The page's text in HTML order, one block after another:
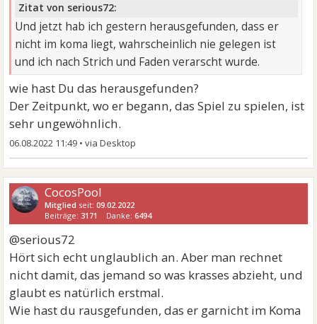
Zitat von serious72:
Und jetzt hab ich gestern herausgefunden, dass er
nicht im koma liegt, wahrscheinlich nie gelegen ist
und ich nach Strich und Faden verarscht wurde.
wie hast Du das herausgefunden?
Der Zeitpunkt, wo er begann, das Spiel zu spielen, ist
sehr ungewöhnlich.
06.08.2022 11:49 •
CocosPool
Mitglied seit:09.02.2022
Beiträge:3171 Danke:6494
@serious72
Hört sich echt unglaublich an. Aber man rechnet
nicht damit, das jemand so was krasses abzieht, und
glaubt es natürlich erstmal.
Wie hast du rausgefunden, das er garnicht im Koma